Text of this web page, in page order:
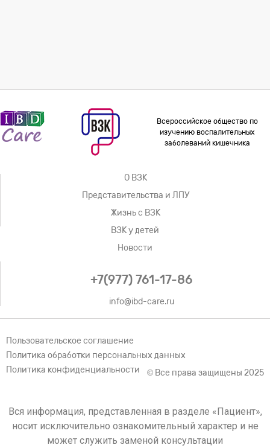
Всероссийское общество по
изучению воспалительных
заболеваний кишечника
О ВЗК
Представительства и ЛПУ
Жизнь с ВЗК
ВЗК у детей
Новости
+7(977) 761-17-86
info@ibd-care.ru
Пользовательское соглашение
Политика обработки персональных данных
Политика конфиденциальности
© Все права защищены 2025
Вся информация, представленная в разделе «Пациент»,
носит исключительно ознакомительный характер и не
может служить заменой консультации